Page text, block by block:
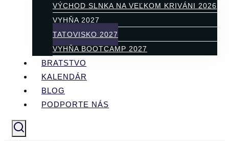
VÝCHOD SLNKA NA VEĽKOM KRIVÁNI 2026
VYHŇA 2027
TATOVISKO 2027
VYHŇA BOOTCAMP 2027
BRATSTVO
KALENDÁR
BLOG
PODPORTE NÁS